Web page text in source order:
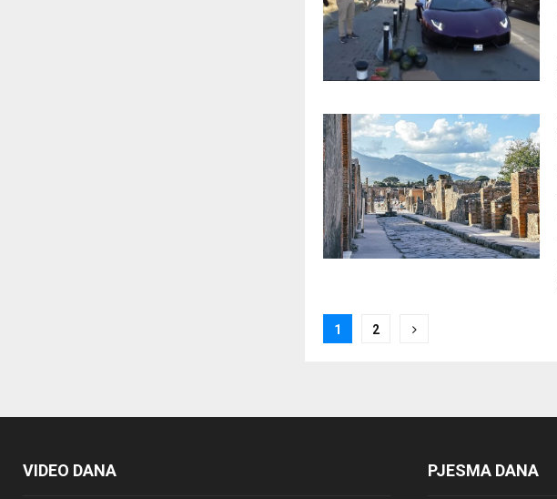
Posts
1 2
VIDEO DANA PJESMA DANA